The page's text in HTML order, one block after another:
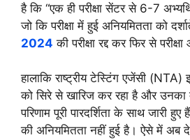
है कि “एक ही परीक्षा सेंटर से 6-7
जो कि परीक्षा में हुई अनियमितता को
2024 की परीक्षा रद्द कर फिर से
हालाकि राष्ट्रीय टेस्टिंग एजेंसी
को सिरे से खारिज कर रहा है और उनका
परिणाम पूरी पारदर्शिता के साथ जारी
की अनियमितता नहीं हुई है। ऐसे में अब